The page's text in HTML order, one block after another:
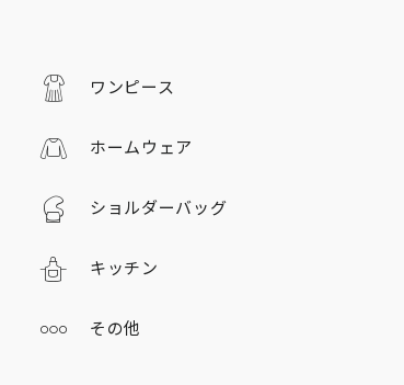
ワンピース
ホームウェア
ショルダーバッグ
キッチン
その他